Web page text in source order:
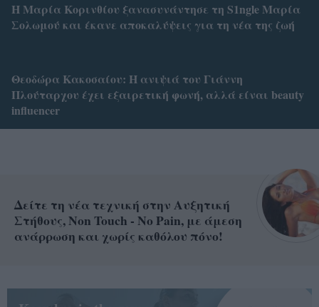
Η Μαρία Κορινθίου ξανασυνάντησε τη S1ngle Μαρία
Σολωμού και έκανε αποκαλύψεις για τη νέα της ζωή
Θεοδώρα Κακοσαίου: Η ανιψιά του Γιάννη
Πλούταρχου έχει εξαιρετική φωνή, αλλά είναι beauty
influencer
Δείτε τη νέα τεχνική στην Αυξητική
Στήθους, Non Touch - No Pain, με άμεση
ανάρρωση και χωρίς καθόλου πόνο!